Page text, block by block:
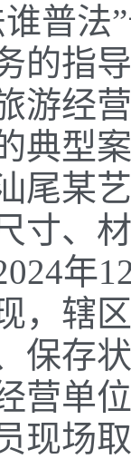
普法
的指
游经
典型
尾某
寸、
年
，辖
保存
营单
现场